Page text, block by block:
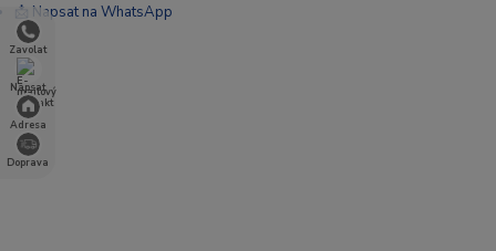
Zavolat
Napsat
Adresa
Doprava
📩 Napsat na WhatsApp